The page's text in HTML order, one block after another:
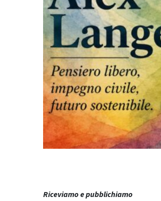
Riceviamo e pubblichiamo